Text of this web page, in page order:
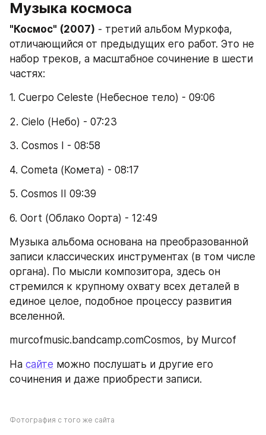
Музыка космоса
"Космос" (2007) - третий альбом Муркофа,
отличающийся от предыдущих его работ. Это не
набор треков, а масштабное сочинение в шести
частях:
1. Cuerpo Celeste (Небесное тело) - 09:06
2. Cielo (Небо) - 07:23
3. Сosmos I - 08:58
4. Cometa (Комета) - 08:17
5. Cosmos II 09:39
6. Oort (Облако Оорта) - 12:49
Музыка альбома основана на преобразованной
записи классических инструментах (в том числе
органа). По мысли композитора, здесь он
стремился к крупному охвату всех деталей в
единое целое, подобное процессу развития
вселенной.
murcofmusic.bandcamp.comCosmos, by Murcof
На сайте можно послушать и другие его
сочинения и даже приобрести записи.
Фотография с того же сайта